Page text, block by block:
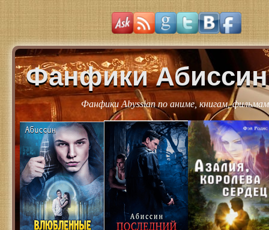
Фанфики Абиссин
Фанфики Abyssian по аниме, книгам,